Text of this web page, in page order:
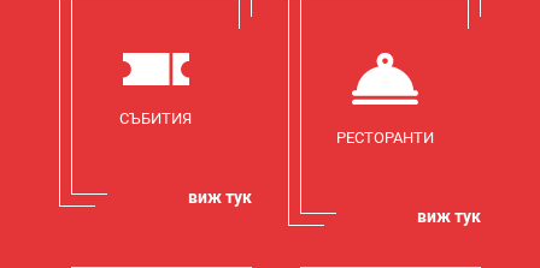
СЪБИТИЯ
виж тук
РЕСТОРАНТИ
виж тук